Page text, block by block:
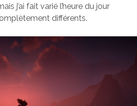
j’ai fait varié l’heure du jour
différents.